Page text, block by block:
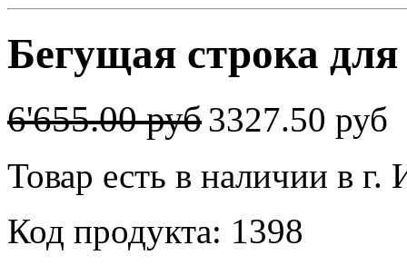
Бегущая строка
6'655.00 руб3327.50 руб
Товар есть в наличии в г.
Код продукта: 1398